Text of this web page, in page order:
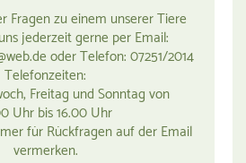
Fragen zu einem unserer Tiere
jederzeit gerne per Email:
oder Telefon: 07251/2014
Telefonzeiten:
Freitag und Sonntag von
Uhr bis 16.00 Uhr
für Rückfragen auf der Email
vermerken.